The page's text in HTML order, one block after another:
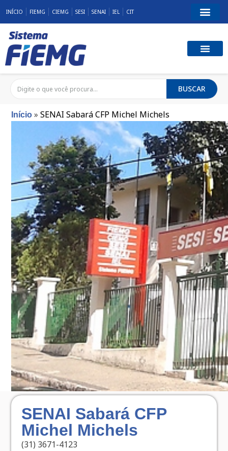
INÍCIO FIEMG CIEMG SESI SENAI IEL CIT
BUSCAR
Início »SENAI Sabará CFP Michel Michels
SENAI Sabará CFP
Michel Michels
(31) 3671-4123